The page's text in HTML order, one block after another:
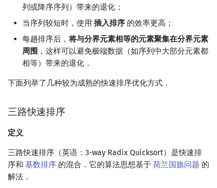
列或降序序列）带来的退化；
当序列较短时，使用 插入排序 的效率更高；
每趟排序后，将与分界元素相等的元素聚集在分界元素
周围 ，这样可以避免极端数据（如序列中大部分元素都
相等）带来的退化．
下面列举了几种较为成熟的快速排序优化方式．
三路快速排序
定义
三路快速排序（英语：3-way Radix Quicksort）是快速排
序和 基数排序 的混合．它的算法思想基于 荷兰国旗问题 的
解法．